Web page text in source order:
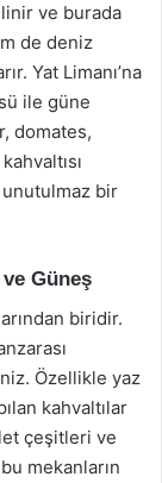
ve burada
de deniz
Yat Limanı’na
ile güne
domates,
bir
ve Güneş
biridir.
Özellikle yaz
kahvaltılar
çeşitleri ve
mekanların